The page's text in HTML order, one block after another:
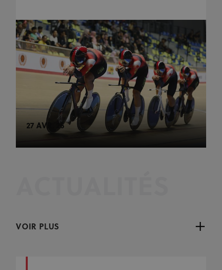
27 AVR. 26
VOIR PLUS